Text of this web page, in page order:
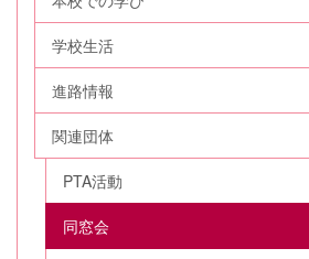
学校生活
進路情報
関連団体
PTA活動
同窓会